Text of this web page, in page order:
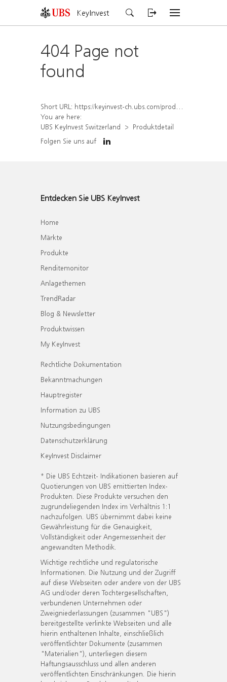
KeyInvest
404 Page not
found
Short URL: https://keyinvest-ch.ubs.com/produkt/detail/index/isin/CH1304614444
You are here:
UBS KeyInvest Switzerland
Produktdetail
Folgen Sie uns auf
Entdecken Sie UBS KeyInvest
Home
Märkte
Produkte
Renditemonitor
Anlagethemen
TrendRadar
Blog & Newsletter
Produktwissen
My KeyInvest
Rechtliche Dokumentation
Bekanntmachungen
Hauptregister
Information zu UBS
Nutzungsbedingungen
Datenschutzerklärung
KeyInvest Disclaimer
* Die UBS Echtzeit- Indikationen basieren auf
Quotierungen von UBS emittierten Index-
Produkten. Diese Produkte versuchen den
zugrundeliegenden Index im Verhältnis 1:1
nachzufolgen. UBS übernimmt dabei keine
Gewährleistung für die Genauigkeit,
Vollständigkeit oder Angemessenheit der
angewandten Methodik.
Wichtige rechtliche und regulatorische
Informationen. Die Nutzung und der Zugriff
auf diese Webseiten oder andere von der UBS
AG und/oder deren Tochtergesellschaften,
verbundenen Unternehmen oder
Zweigniederlassungen (zusammen "UBS")
bereitgestellte verlinkte Webseiten und alle
hierin enthaltenen Inhalte, einschließlich
veröffentlichter Dokumente (zusammen
"Materialien"), unterliegen diesem
Haftungsausschluss und allen anderen
veröffentlichten Einschränkungen. Die hierin